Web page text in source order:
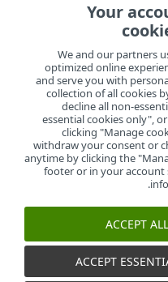
ESET Security
Your
We and our partners
optimized online
and serve you with
collection of all cookies
decline all non-
essential cookies only",
clicking "Manage
withdraw your consent or
anytime by clicking the
footer or in your account
.
ACCEPT
ACCEPT